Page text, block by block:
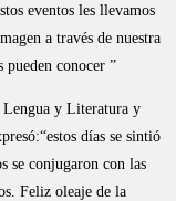
eventos les llevamos
a través de nuestra
conocer ”
y Literatura y
días se sintió
se conjugaron con las
Feliz oleaje de la